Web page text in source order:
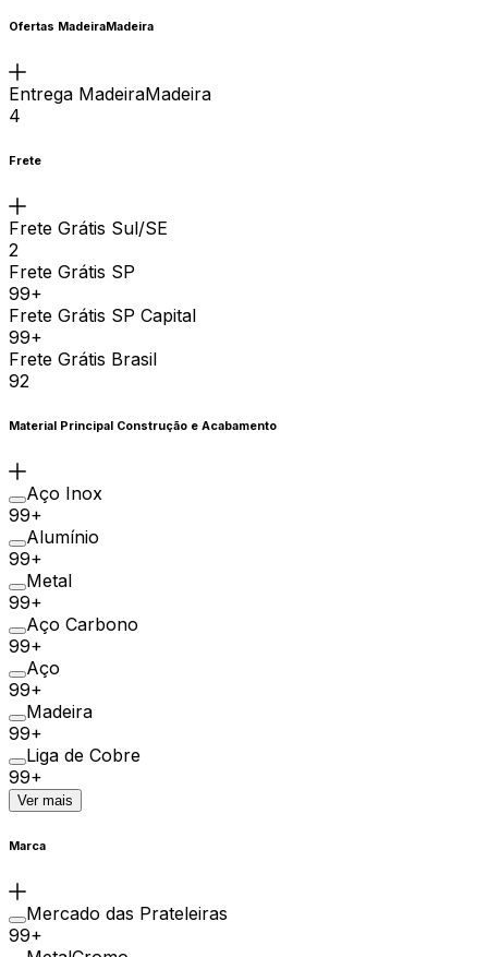
Ofertas MadeiraMadeira
Entrega MadeiraMadeira
4
Frete
Frete Grátis Sul/SE
2
Frete Grátis SP
99+
Frete Grátis SP Capital
99+
Frete Grátis Brasil
92
Material Principal Construção e Acabamento
Aço Inox
99+
Alumínio
99+
Metal
99+
Aço Carbono
99+
Aço
99+
Madeira
99+
Liga de Cobre
99+
Ver mais
Marca
Mercado das Prateleiras
99+